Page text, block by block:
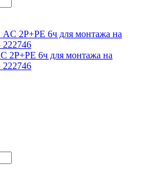
2P+PE 6ч для монтажа на